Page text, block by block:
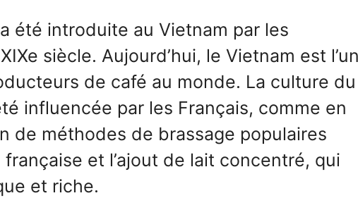
a été introduite au Vietnam par les
siècle. Aujourd’hui, le Vietnam est l’un
de café au monde. La culture du
influencée par les Français, comme en
de méthodes de brassage populaires
et l’ajout de lait concentré, qui
et riche.